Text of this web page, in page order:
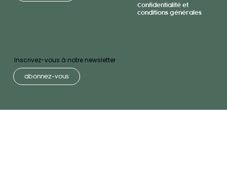
Inscrivez-vous à notre newsletter
abonnez-vous
Confidentialité et
conditions générales